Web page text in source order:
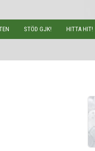
STÖD GJK! HITTA HIT!